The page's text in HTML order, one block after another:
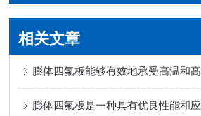
相关文章
膨体四氟板是一种具有优良性能和